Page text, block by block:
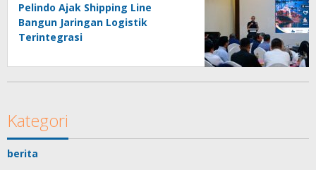
Pelindo Ajak Shipping Line
Bangun Jaringan Logistik
Terintegrasi
Kategori
berita